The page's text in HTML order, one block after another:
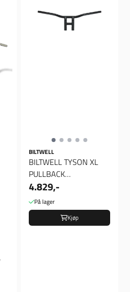
BILTWELL
BILTWELL TYSON XL
PULLBACK
HANDLEBAR 8" BLACK
SLOTTED, TUV, Styre
4.829,-
På lager
Kjøp